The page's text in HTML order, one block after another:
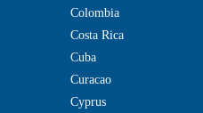
Colombia
Costa Rica
Cuba
Curacao
Cyprus